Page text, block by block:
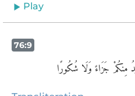
Play
76:9